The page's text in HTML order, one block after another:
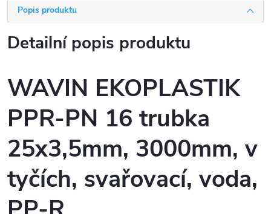
Popis produktu
Detailní popis produktu
WAVIN EKOPLASTIK
PPR-PN 16 trubka
25x3,5mm, 3000mm, v
tyčích, svařovací, voda,